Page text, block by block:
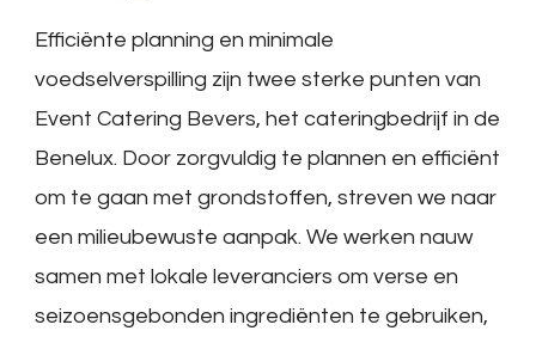
Efficiënte planning en minimale
voedselverspilling zijn twee sterke punten van
Event Catering Bevers, het cateringbedrijf in de
Benelux. Door zorgvuldig te plannen en efficiënt
om te gaan met grondstoffen, streven we naar
een milieubewuste aanpak. We werken nauw
samen met lokale leveranciers om verse en
seizoensgebonden ingrediënten te gebruiken,